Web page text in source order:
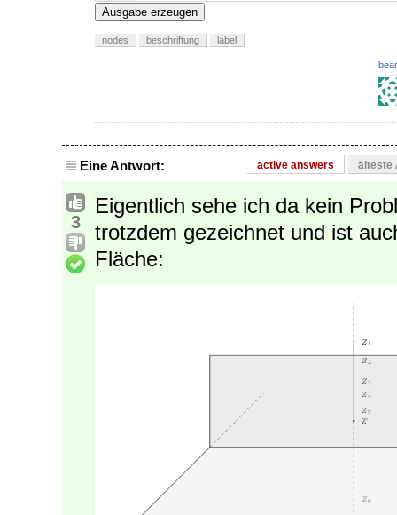
41
(E1) -- (G4
Ausgabe erzeugen
nodes beschriftung label
Eine Antwort: active answers älteste
3
Eigentlich sehe ich da kein
trotzdem gezeichnet und ist
Fläche: